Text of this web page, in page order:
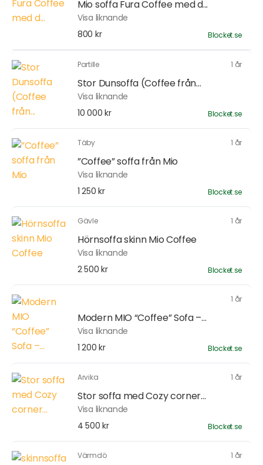
Mio soffa Fura Coffee med d...
Visa liknande
800 kr
Blocket.se
Partille 1 år
Stor Dunsoffa (Coffee från...
Visa liknande
10 000 kr
Blocket.se
Täby 1 år
”Coffee” soffa från Mio
Visa liknande
1 250 kr
Blocket.se
Gävle 1 år
Hörnsoffa skinn Mio Coffee
Visa liknande
2 500 kr
Blocket.se
1 år
Modern MIO “Coffee” Sofa –...
Visa liknande
1 200 kr
Blocket.se
Arvika 1 år
Stor soffa med Cozy corner...
Visa liknande
4 500 kr
Blocket.se
Värmdö 1 år